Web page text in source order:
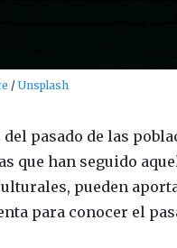
/ Unsplash
pasado de las
que han seguido
pueden
para conocer el